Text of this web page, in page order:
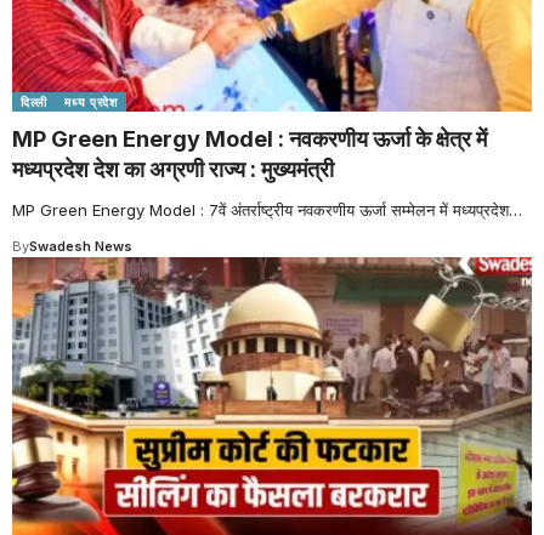
दिल्ली मध्य प्रदेश
MP Green Energy Model : नवकरणीय ऊर्जा के क्षेत्र में
मध्यप्रदेश देश का अग्रणी राज्य : मुख्यमंत्री
MP Green Energy Model : 7वें अंतर्राष्ट्रीय नवकरणीय ऊर्जा सम्मेलन में मध्यप्रदेश…
BySwadesh News